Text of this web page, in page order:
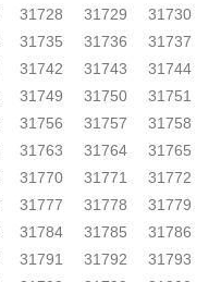
31728 31729
31730
31735 31736
31737
31742 31743
31744
31749 31750
31751
31756 31757
31758
31763 31764
31765
31770 31771
31772
31777 31778
31779
31784 31785
31786
31791 31792
31793